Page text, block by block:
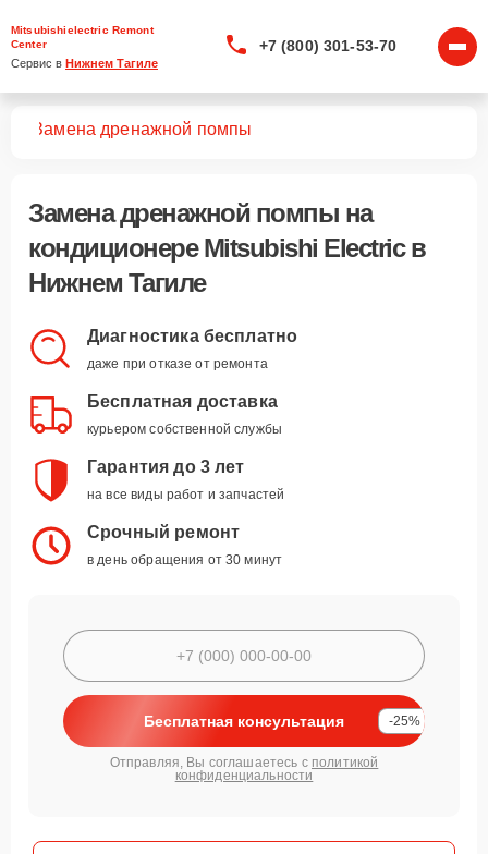
Mitsubishielectric Remont
Center
Сервис в Нижнем Тагиле
+7 (800) 301-53-70
Замена дренажной помпы
Замена дренажной помпы на
кондиционере Mitsubishi Electric в
Нижнем Тагиле
Диагностика бесплатно
даже при отказе от ремонта
Бесплатная доставка
курьером собственной службы
Гарантия до 3 лет
на все виды работ и запчастей
Срочный ремонт
в день обращения от 30 минут
Бесплатная консультация -25%
Отправляя, Вы соглашаетесь с политикой
конфиденциальности